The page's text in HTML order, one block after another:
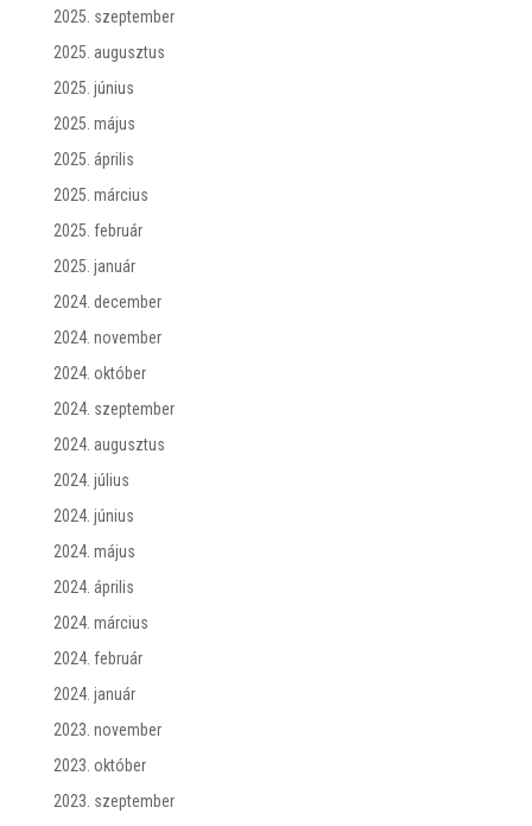
2025. szeptember
2025. augusztus
2025. június
2025. május
2025. április
2025. március
2025. február
2025. január
2024. december
2024. november
2024. október
2024. szeptember
2024. augusztus
2024. július
2024. június
2024. május
2024. április
2024. március
2024. február
2024. január
2023. november
2023. október
2023. szeptember